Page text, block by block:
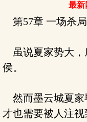
最新
第57章 一场杀
虽说夏家势大，
侯。
然而墨云城夏家
才也需要被人注